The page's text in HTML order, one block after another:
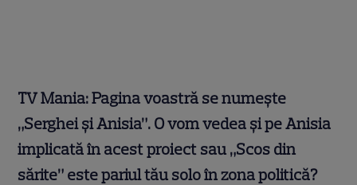
TV Mania: Pagina voastră se numește
„Serghei și Anisia”. O vom vedea și pe Anisia
implicată în acest proiect sau „Scos din
sărite” este pariul tău solo în zona politică?